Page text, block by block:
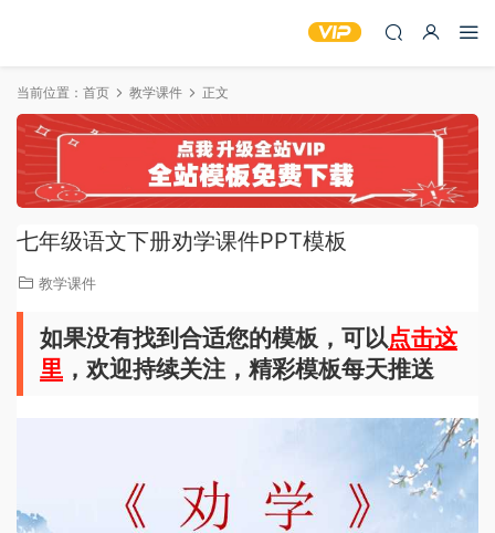
当前位置： 首页 教学课件 正文
七年级语文下册劝学课件PPT模板
教学课件
如果没有找到合适您的模板，可以点击这
里 ，欢迎持续关注，精彩模板每天推送